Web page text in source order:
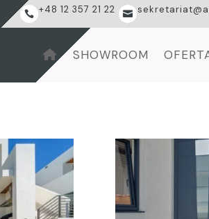
 +48 12 357 21 22 
SHOWROOM